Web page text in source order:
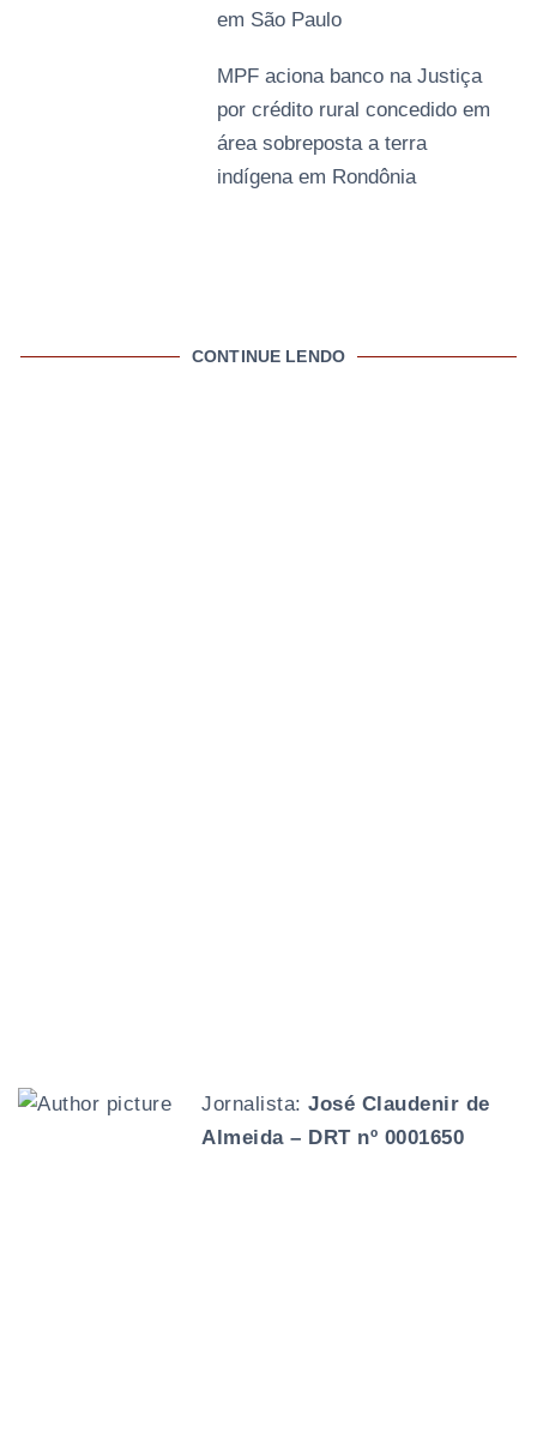
em São Paulo
MPF aciona banco na Justiça
por crédito rural concedido em
área sobreposta a terra
indígena em Rondônia
CONTINUE LENDO
Jornalista: José Claudenir de
Almeida – DRT nº 0001650